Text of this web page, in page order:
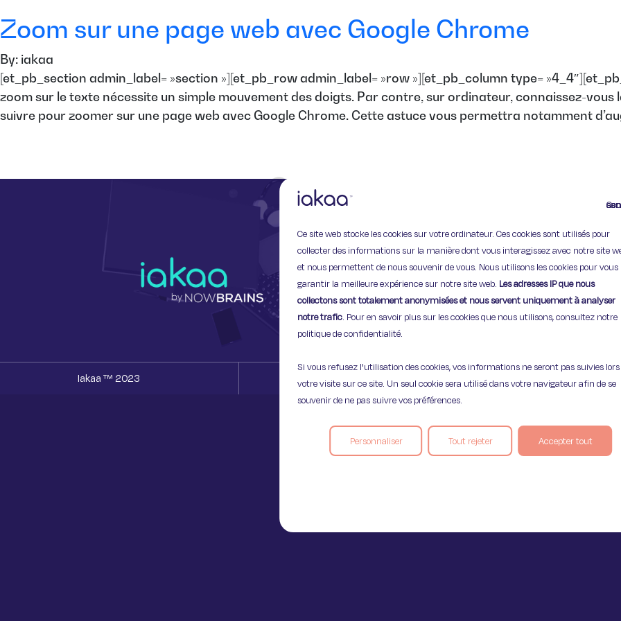
Ce site web stocke les cookies sur votre ordinateur. Ces cookies sont utilisés pour
collecter des informations sur la manière dont vous interagissez avec notre site
et nous permettent de nous souvenir de vous. Nous utilisons les cookies pour vous
garantir la meilleure expérience sur notre site web. Les adresses IP que nous
collectons sont totalement anonymisées et nous servent uniquement à analyser
notre trafic. Pour en savoir plus sur les cookies que nous utilisons, consultez notre
politique de confidentialité.
Si vous refusez l'utilisation des cookies, vos informations ne seront pas suivies lors
votre visite sur ce site. Un seul cookie sera utilisé dans votre navigateur afin de se
souvenir de ne pas suivre vos préférences.
Personnaliser Tout rejeter Accepter tout
Zoom sur une page web avec Google Chrome
By: iakaa
[et_pb_section admin_label= »section »][et_pb_row admin_label= »row »][et_pb_column type=
zoom sur le texte nécessite un simple mouvement des doigts. Par contre, sur ordinateur, connaissez-
suivre pour zoomer sur une page web avec Google Chrome. Cette astuce vous permettra notamment
11 Rue de Provence,
75009 Paris
Iakaa ™ 2023 Mentions légales Politique de